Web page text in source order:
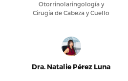
Otorrinolaringología y
Cirugía de Cabeza y Cuello
Dra. Natalie Pérez Luna